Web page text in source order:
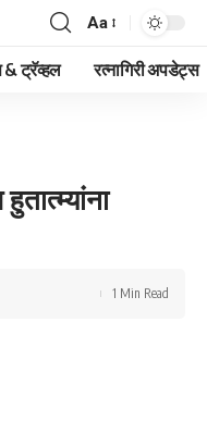
Font
Resizer
Aa
ट्रॅव्हल रत्नागिरी अपडेट्स
1 Min Read